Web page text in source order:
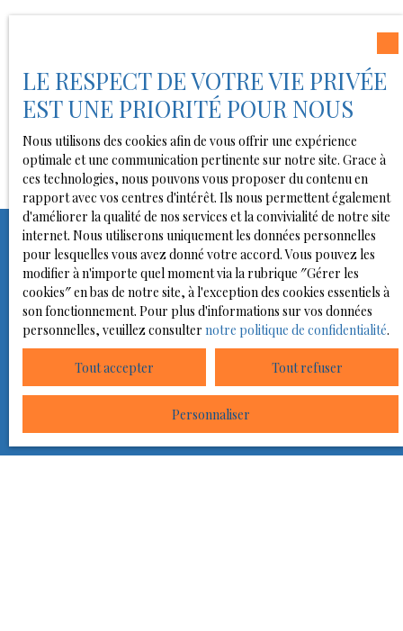
LE RESPECT DE VOTRE VIE PRIVÉE
EST UNE PRIORITÉ POUR NOUS
Nous utilisons des cookies afin de vous offrir une expérience
optimale et une communication pertinente sur notre site. Grace à
ces technologies, nous pouvons vous proposer du contenu en
rapport avec vos centres d'intérêt. Ils nous permettent également
d'améliorer la qualité de nos services et la convivialité de notre site
internet. Nous utiliserons uniquement les données personnelles
pour lesquelles vous avez donné votre accord. Vous pouvez les
modifier à n'importe quel moment via la rubrique ″Gérer les
cookies″ en bas de notre site, à l'exception des cookies essentiels à
son fonctionnement. Pour plus d'informations sur vos données
personnelles, veuillez consulter notre politique de confidentialité.
Tout accepter Tout refuser
Personnaliser